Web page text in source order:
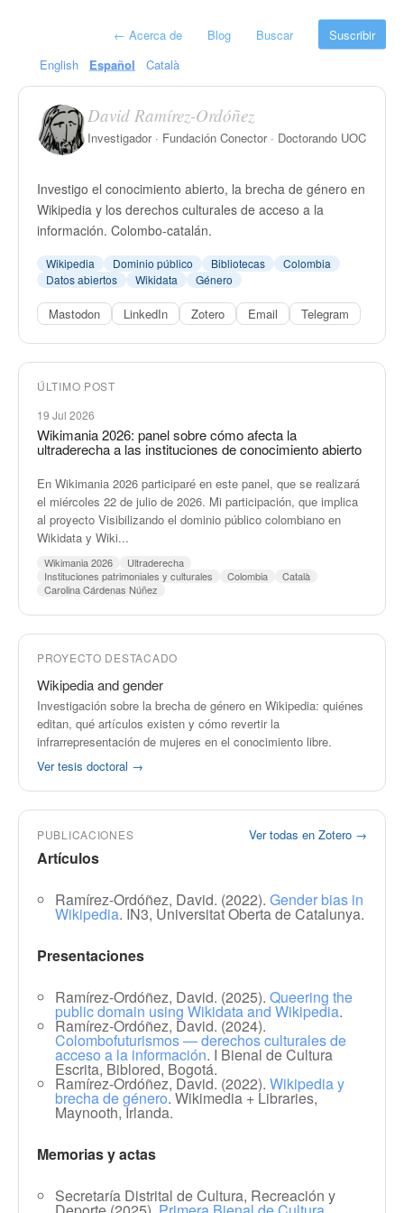
← Acerca de Blog Buscar
Suscribir
English
Español Català
David Ramírez-Ordóñez
Investigador · Fundación Conector · Doctorando UOC
Investigo el conocimiento abierto, la brecha de género en
Wikipedia y los derechos culturales de acceso a la
información. Colombo-catalán.
Wikipedia Dominio público Bibliotecas
Colombia
Datos abiertos
Wikidata Género
Mastodon LinkedIn Zotero Email Telegram
ÚLTIMO POST
19 Jul 2026
Wikimania 2026: panel sobre cómo afecta la
ultraderecha a las instituciones de conocimiento abierto
En Wikimania 2026 participaré en este panel, que se realizará
el miércoles 22 de julio de 2026. Mi participación, que implica
al proyecto Visibilizando el dominio público colombiano en
Wikidata y Wiki...
Wikimania 2026
Ultraderecha
Instituciones patrimoniales y culturales
Colombia
Català
Carolina Cárdenas Núñez
PROYECTO DESTACADO
Wikipedia and gender
Investigación sobre la brecha de género en Wikipedia: quiénes
editan, qué artículos existen y cómo revertir la
infrarrepresentación de mujeres en el conocimiento libre.
Ver tesis doctoral →
PUBLICACIONES Ver todas en Zotero →
Artículos
Ramírez-Ordóñez, David. (2022). Gender bias in
Wikipedia. IN3, Universitat Oberta de Catalunya.
Presentaciones
Ramírez-Ordóñez, David. (2025). Queering the
public domain using Wikidata and Wikipedia.
Ramírez-Ordóñez, David. (2024).
Colombofuturismos — derechos culturales de
acceso a la información. I Bienal de Cultura
Escrita, Biblored, Bogotá.
Ramírez-Ordóñez, David. (2022). Wikipedia y
brecha de género. Wikimedia + Libraries,
Maynooth, Irlanda.
Memorias y actas
Secretaría Distrital de Cultura, Recreación y